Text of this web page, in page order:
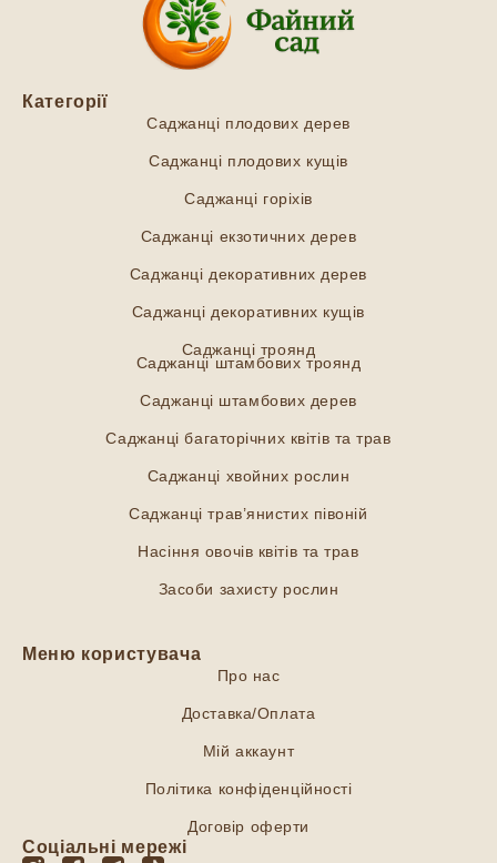
Категорії
Саджанці плодових дерев
Саджанці плодових кущів
Саджанці горіхів
Саджанці екзотичних дерев
Саджанці декоративних дерев
Саджанці декоративних кущів
Саджанці троянд
Саджанці штамбових троянд
Саджанці штамбових дерев
Саджанці багаторічних квітів та трав
Саджанці хвойних рослин
Саджанці трав’янистих півоній
Насіння овочів квітів та трав
Засоби захисту рослин
Меню користувача
Про нас
Доставка/Оплата
Мій аккаунт
Політика конфіденційності
Договір оферти
Соціальні мережі